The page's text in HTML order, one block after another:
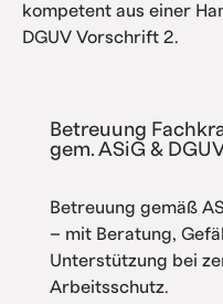
kompetent aus einer
DGUV Vorschrift 2.
Betreuung
gem. ASiG &
Betreuung gemäß
– mit Beratung,
Unterstützung bei
Arbeitsschutz.